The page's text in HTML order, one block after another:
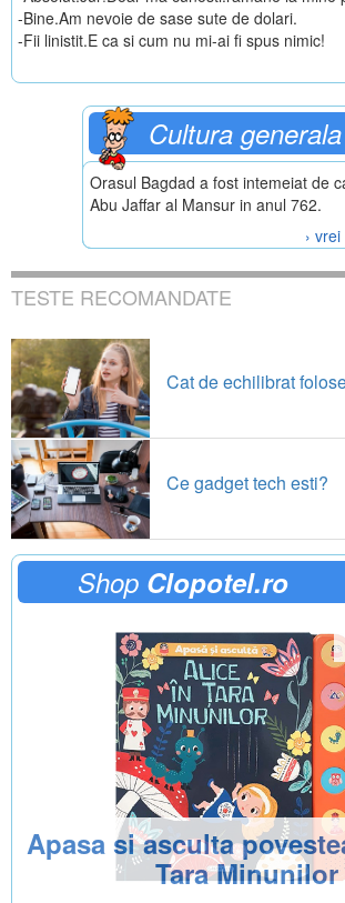
-Bine.Am nevoie de sase sute de dolari.
-Fii linistit.E ca si cum nu mi-ai fi spus nimic!
Cultura generala
Orasul Bagdad a fost intemeiat de
Abu Jaffar al Mansur in anul 762.
›
TESTE RECOMANDATE
Cat de echilibrat
Ce gadget tech esti?
Shop Clopotel.ro
Apasa si asculta
Tara Minunilor